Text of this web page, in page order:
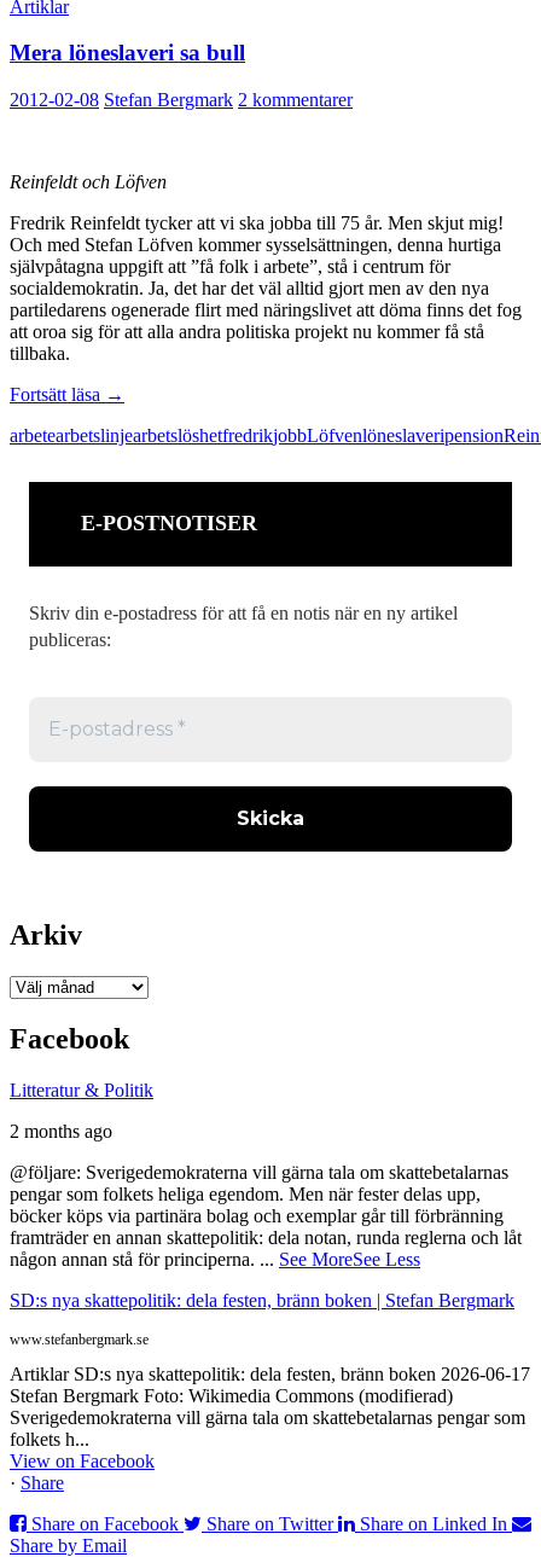
Artiklar
Mera löneslaveri sa bull
2012-02-08 Stefan Bergmark 2 kommentarer
Reinfeldt och Löfven
Fredrik Reinfeldt tycker att vi ska jobba till 75 år. Men skjut mig!
Och med Stefan Löfven kommer sysselsättningen, denna hurtiga
självpåtagna uppgift att ”få folk i arbete”, stå i centrum för
socialdemokratin. Ja, det har det väl alltid gjort men av den nya
partiledarens ogenerade flirt med näringslivet att döma finns det fog
att oroa sig för att alla andra politiska projekt nu kommer få stå
tillbaka.
Fortsätt läsa Mera
sa
→
arbetearbetslinjearbetslöshetfredrikjobbLöfvenlöneslaveripension
E-POSTNOTISER
Skriv din e-postadress för att få en notis när en ny artikel
publiceras:
Arkiv
Arkiv
Facebook
Litteratur & Politik
2 months ago
@följare: Sverigedemokraterna vill gärna tala om skattebetalarnas
pengar som folkets heliga egendom. Men när fester delas upp,
böcker köps via partinära bolag och exemplar går till förbränning
framträder en annan skattepolitik: dela notan, runda reglerna och låt
någon annan stå för principerna. ... See MoreSee Less
SD:s nya skattepolitik: dela festen, bränn boken | Stefan Bergmark
www.stefanbergmark.se
Artiklar SD:s nya skattepolitik: dela festen, bränn boken 2026-06-17
Stefan Bergmark Foto: Wikimedia Commons (modifierad)
Sverigedemokraterna vill gärna tala om skattebetalarnas pengar som
folkets h...
View on Facebook
· Share
Share on Facebook
Share on Twitter
Share on Linked In
Share by Email